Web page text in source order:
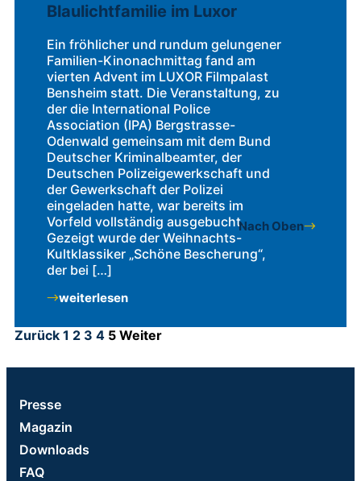
Blaulichtfamilie im Luxor
Ein fröhlicher und rundum gelungener
Familien-Kinonachmittag fand am
vierten Advent im LUXOR Filmpalast
Bensheim statt. Die Veranstaltung, zu
der die International Police
Association (IPA) Bergstrasse-
Odenwald gemeinsam mit dem Bund
Deutscher Kriminalbeamter, der
Deutschen Polizeigewerkschaft und
der Gewerkschaft der Polizei
eingeladen hatte, war bereits im
Vorfeld vollständig ausgebucht.
Gezeigt wurde der Weihnachts-
Kultklassiker „Schöne Bescherung“,
der bei […]
weiterlesen
Zurück 1 2 3 4 5 Weiter
Nach Oben
Presse
Magazin
Downloads
FAQ